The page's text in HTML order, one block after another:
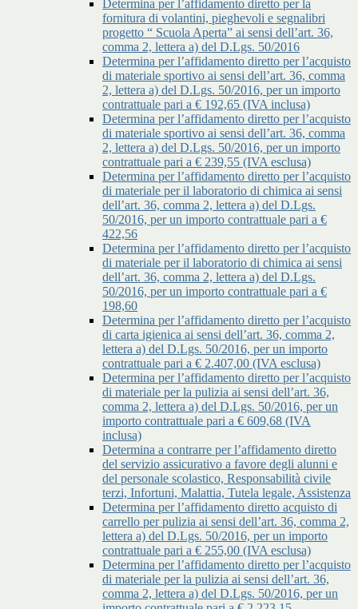
Determina per l’affidamento diretto per la
fornitura di volantini, pieghevoli e segnalibri
progetto “ Scuola Aperta” ai sensi dell’art. 36,
comma 2, lettera a) del D.Lgs. 50/2016
Determina per l’affidamento diretto per l’acquisto
di materiale sportivo ai sensi dell’art. 36, comma
2, lettera a) del D.Lgs. 50/2016, per un importo
contrattuale pari a € 192,65 (IVA inclusa)
Determina per l’affidamento diretto per l’acquisto
di materiale sportivo ai sensi dell’art. 36, comma
2, lettera a) del D.Lgs. 50/2016, per un importo
contrattuale pari a € 239,55 (IVA esclusa)
Determina per l’affidamento diretto per l’acquisto
di materiale per il laboratorio di chimica ai sensi
dell’art. 36, comma 2, lettera a) del D.Lgs.
50/2016, per un importo contrattuale pari a €
422,56
Determina per l’affidamento diretto per l’acquisto
di materiale per il laboratorio di chimica ai sensi
dell’art. 36, comma 2, lettera a) del D.Lgs.
50/2016, per un importo contrattuale pari a €
198,60
Determina per l’affidamento diretto per l’acquisto
di carta igienica ai sensi dell’art. 36, comma 2,
lettera a) del D.Lgs. 50/2016, per un importo
contrattuale pari a € 2.407,00 (IVA esclusa)
Determina per l’affidamento diretto per l’acquisto
di materiale per la pulizia ai sensi dell’art. 36,
comma 2, lettera a) del D.Lgs. 50/2016, per un
importo contrattuale pari a € 609,68 (IVA
inclusa)
Determina a contrarre per l’affidamento diretto
del servizio assicurativo a favore degli alunni e
del personale scolastico, Responsabilità civile
terzi, Infortuni, Malattia, Tutela legale, Assistenza
Determina per l’affidamento diretto acquisto di
carrello per pulizia ai sensi dell’art. 36, comma 2,
lettera a) del D.Lgs. 50/2016, per un importo
contrattuale pari a € 255,00 (IVA esclusa)
Determina per l’affidamento diretto per l’acquisto
di materiale per la pulizia ai sensi dell’art. 36,
comma 2, lettera a) del D.Lgs. 50/2016, per un